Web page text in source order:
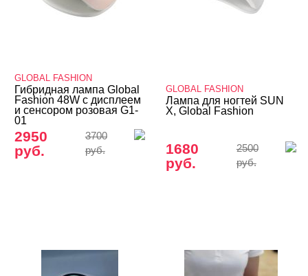
GLOBAL FASHION
Гибридная лампа Global
Fashion 48W с дисплеем
и сенсором розовая G1-
01
2950
руб.
3700
руб.
GLOBAL FASHION
Лампа для ногтей SUN
X, Global Fashion
1680
руб.
2500
руб.